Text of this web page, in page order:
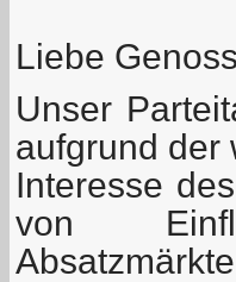
Liebe
Unser
aufgrund der
Interesse
von